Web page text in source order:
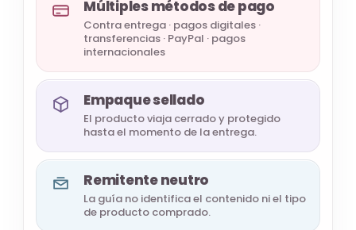
Múltiples métodos de pago
Contra entrega · pagos digitales ·
transferencias · PayPal · pagos
internacionales
Empaque sellado
El producto viaja cerrado y protegido
hasta el momento de la entrega.
Remitente neutro
La guía no identifica el contenido ni el tipo
de producto comprado.